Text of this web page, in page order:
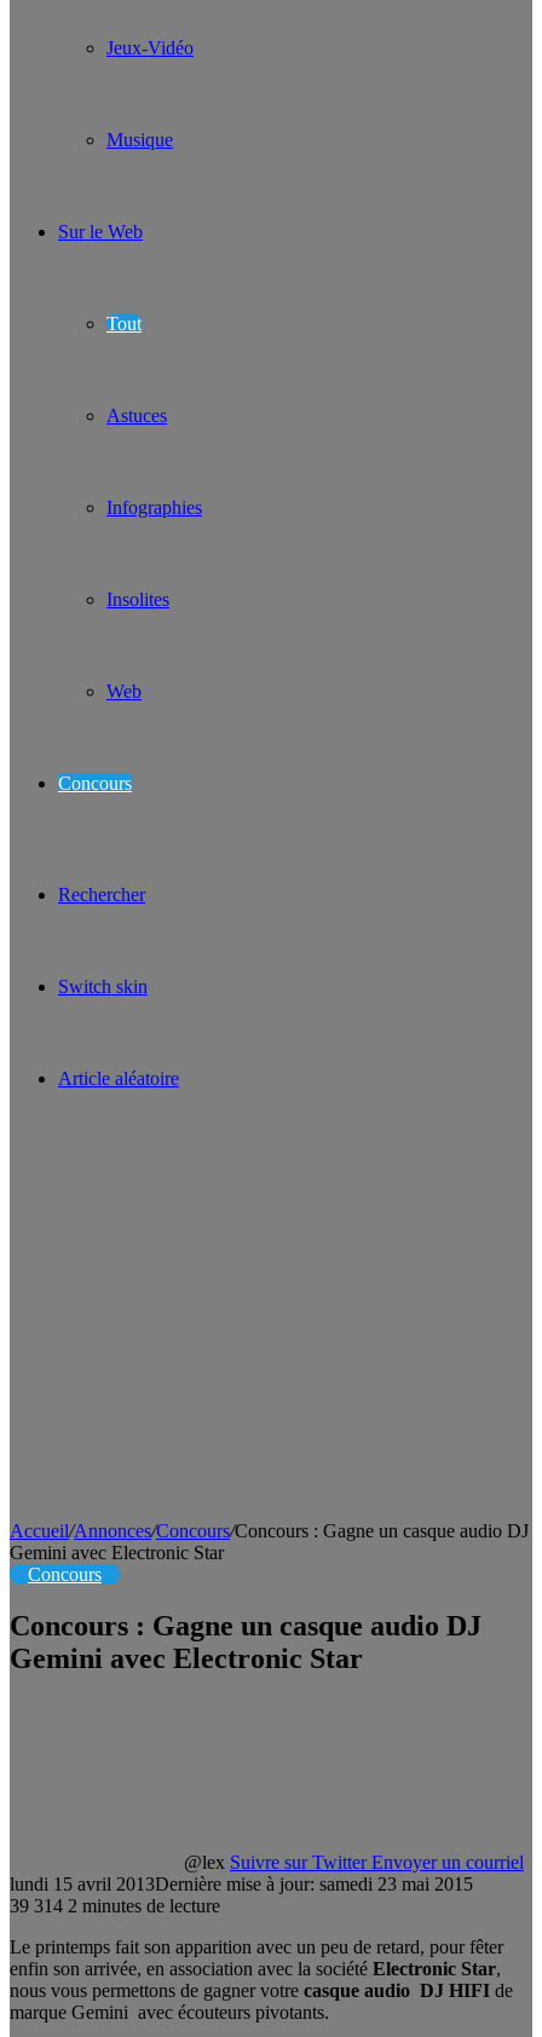
Jeux-Vidéo
Musique
Sur le Web
Tout
Astuces
Infographies
Insolites
Web
Concours
Rechercher
Switch skin
Article aléatoire
Accueil/Annonces/Concours/Concours : Gagne un casque audio DJ
Gemini avec Electronic Star
Concours
Concours : Gagne un casque audio DJ
Gemini avec Electronic Star
@lex Suivre sur Twitter Envoyer un courriel
lundi 15 avril 2013Dernière mise à jour: samedi 23 mai 2015
39 314 2 minutes de lecture
Le printemps fait son apparition avec un peu de retard, pour fêter
enfin son arrivée, en association avec la société Electronic Star,
nous vous permettons de gagner votre casque audio DJ HIFI de
marque Gemini avec écouteurs pivotants.